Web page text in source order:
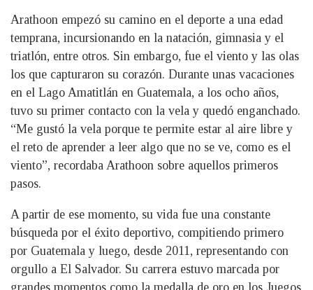
Arathoon empezó su camino en el deporte a una edad
temprana, incursionando en la natación, gimnasia y el
triatlón, entre otros. Sin embargo, fue el viento y las olas
los que capturaron su corazón. Durante unas vacaciones
en el Lago Amatitlán en Guatemala, a los ocho años,
tuvo su primer contacto con la vela y quedó enganchado.
“Me gustó la vela porque te permite estar al aire libre y
el reto de aprender a leer algo que no se ve, como es el
viento”, recordaba Arathoon sobre aquellos primeros
pasos.
A partir de ese momento, su vida fue una constante
búsqueda por el éxito deportivo, compitiendo primero
por Guatemala y luego, desde 2011, representando con
orgullo a El Salvador. Su carrera estuvo marcada por